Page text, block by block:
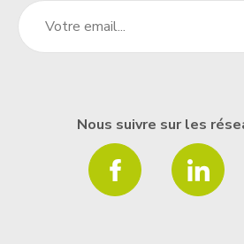
Nous suivre sur les